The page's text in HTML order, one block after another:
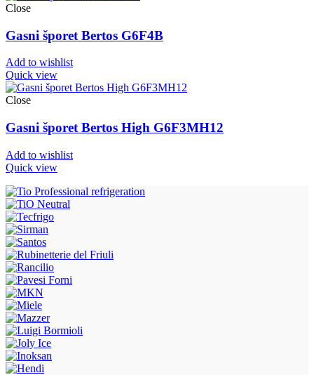
Close
Gasni šporet Bertos G6F4B
Add to wishlist
Quick view
Close
Gasni šporet Bertos High G6F3MH12
Add to wishlist
Quick view